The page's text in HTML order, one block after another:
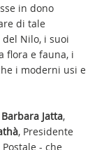
in dono
di tale
Nilo, i suoi
flora e fauna, i
i moderni usi e
Barbara Jatta,
, Presidente
- che